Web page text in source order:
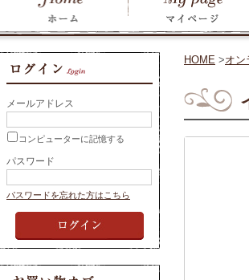
HOME >オン
メールアドレス
コンピューターに記憶する
パスワード
パスワードを忘れた方はこちら